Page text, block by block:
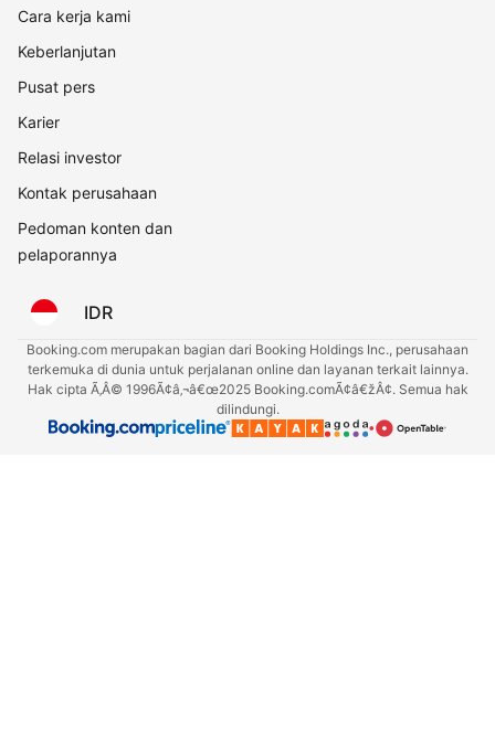
Cara kerja kami
Keberlanjutan
Pusat pers
Karier
Relasi investor
Kontak perusahaan
Pedoman konten dan
pelaporannya
IDR
Booking.com merupakan bagian dari Booking Holdings Inc., perusahaan
terkemuka di dunia untuk perjalanan online dan layanan terkait lainnya.
Hak cipta Ã‚Â© 1996Ã¢â‚¬â€œ2025 Booking.comÃ¢â€žÂ¢. Semua hak
dilindungi.